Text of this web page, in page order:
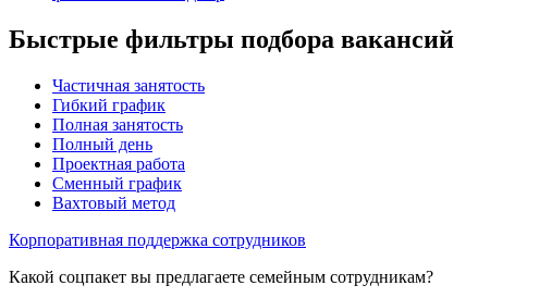
Быстрые фильтры подбора вакансий
Частичная занятость
Гибкий график
Полная занятость
Полный день
Проектная работа
Сменный график
Вахтовый метод
Корпоративная поддержка сотрудников
Какой соцпакет вы предлагаете семейным сотрудникам?